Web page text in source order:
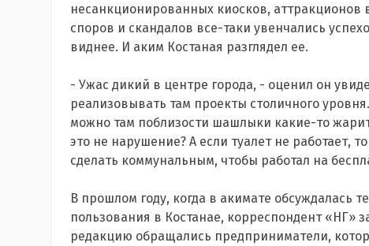
несанкционированных киосков, аттракционов
споров и скандалов все-таки увенчались
виднее. И аким Костаная разглядел ее.
- Ужас дикий в центре города, - оценил он
реализовывать там проекты столичного
можно там поблизости шашлыки какие-то
это не нарушение? А если туалет не работает,
сделать коммунальным, чтобы работал на
В прошлом году, когда в акимате обсуждалась
пользования в Костанае, корреспондент «НГ»
редакцию обращались предприниматели,